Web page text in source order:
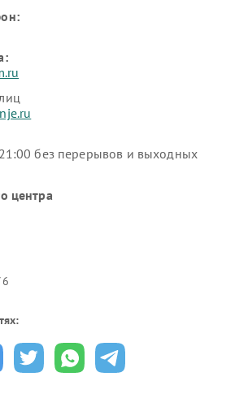
без перерывов и выходных
центра